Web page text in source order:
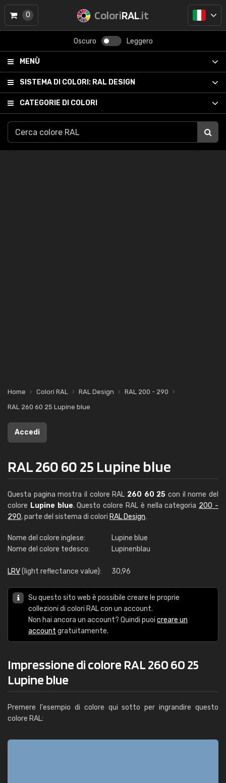
ColoriRAL.it
Oscuro Leggero
MENÙ
SISTEMA DI COLORI: RAL DESIGN
CATEGORIE DI COLORI
0
Home Colori RAL RAL Design
RAL 200 - 290
RAL 260 60 25 Lupine blue
Accedi
RAL 260 60 25 Lupine blue
Questa pagina mostra il colore RAL 260 60 25 con il nome del
colore Lupine blue. Questo colore RAL è nella categoria 200 -
290, parte del sistema di colori RAL Design.
Nome del colore inglese:
Lupine blue
Nome del colore tedesco:
Lupinenblau
LRV(light reflectance value): 30,96
Su questo sito web è possibile creare le proprie
collezioni di colori RAL con un account.
Non hai ancora un account? Quindi puoi creare un
account gratuitamente.
Impressione di colore RAL 260 60 25
Lupine blue
Premere l'esempio di colore qui sotto per ingrandire questo
colore RAL: